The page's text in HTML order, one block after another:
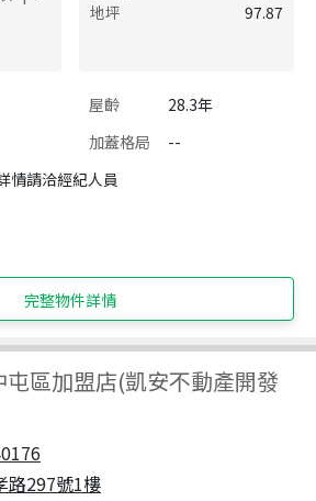
地坪
97.87
屋齡
28.3年
加蓋格局
--
情請洽經紀人員
完整物件詳情
屯區加盟店(凱安不動產開發
路297號1樓